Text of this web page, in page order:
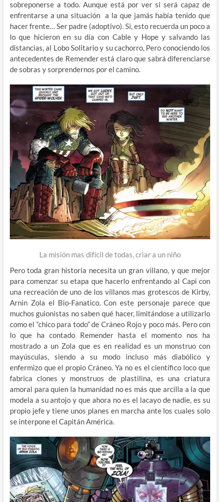
sobreponerse a todo. Aunque está por ver si será capaz de
enfrentarse a una situación a la que jamás había tenido que
hacer frente… Ser padre (adoptivo). Si, esto recuerda un poco a
lo que hicieron en su día con Cable y Hope y salvando las
distancias, al Lobo Solitario y su cachorro, Pero conociendo los
antecedentes de Remender está claro que sabrá diferenciarse
de sobras y sorprendernos por el camino.
La misión mas difícil de todas, criar a un niño
Pero toda gran historia necesita un gran villano, y que mejor
para comenzar su etapa que hacerlo enfrentando al Capi con
una recreación de uno de los villanos mas grotescos de Kirby,
Arnin Zola el Bio-Fanatico. Con este personaje parece que
muchos guionistas no saben qué hacer, limitándose a utilizarlo
como el “chico para todo” de Cráneo Rojo y poco más. Pero con
lo que ha contado Remender hasta el momento nos ha
mostrado a un Zola que es en realidad es un monstruo con
mayúsculas, siendo a su modo incluso más diabólico y
enfermizo que el propio Cráneo. Ya no es el científico loco que
fabrica clones y monstruos de plastilina, es una criatura
amoral para quien la humanidad no es más que arcilla a la que
modela a su antojo y que ahora no es el lacayo de nadie, es su
propio jefe y tiene unos planes en marcha ante los cuales solo
se interpone el Capitán América.